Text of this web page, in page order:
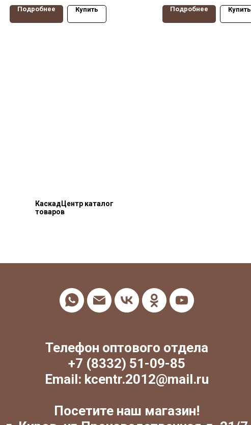
тормозом
Подробнее Купить
тормозом
Подробнее Купить
КаскадЦентр каталог
товаров
Телефон оптового отдела
+7 (8332) 51-09-85
Email: kcentr.2012@mail.ru
Посетите наш магазин!